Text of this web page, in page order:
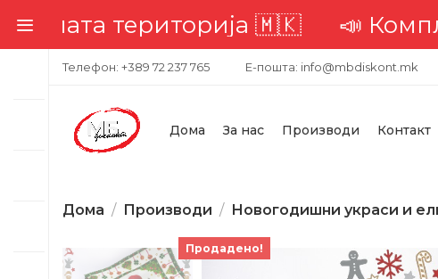
територија 🇲🇰📣
Телефон: +389 72 237 765 Е-пошта: info@mbdiskont.mk
Дома За нас Производи Контакт
Дома Производи Новогодишни украси и
-53%
Продадено!